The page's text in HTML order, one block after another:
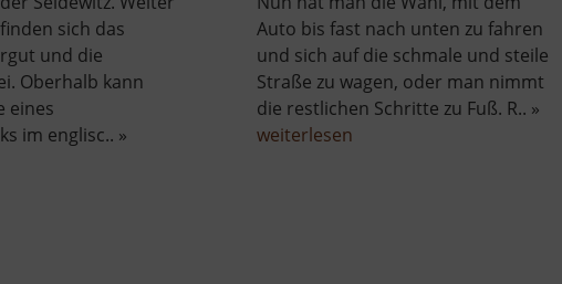
sich das
und die
Oberhalb kann
eines
im englisc.. »
Auto bis fast nach unten zu fahren
und sich auf die schmale und steile
Straße zu wagen, oder man nimmt
die restlichen Schritte zu Fuß. R.. »
weiterlesen